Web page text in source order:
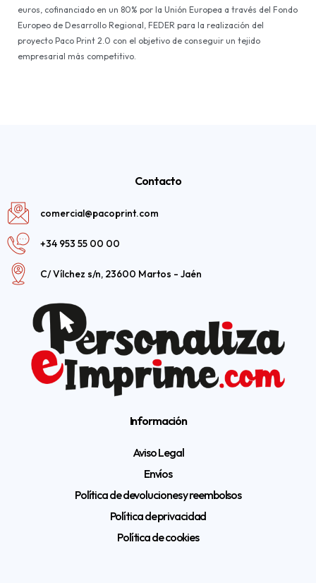
euros, cofinanciado en un 80% por la Unión Europea a través del Fondo
Europeo de Desarrollo Regional, FEDER para la realización del
proyecto Paco Print 2.0 con el objetivo de conseguir un tejido
empresarial más competitivo.
Contacto
comercial@pacoprint.com
+34 953 55 00 00
C/ Vílchez s/n, 23600 Martos - Jaén
Información
Aviso Legal
Envíos
Política de devoluciones y reembolsos
Política de privacidad
Política de cookies